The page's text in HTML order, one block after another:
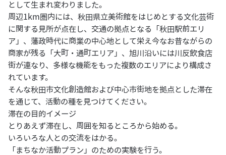
として生まれ変わりました。
周辺1km圏内には、秋田県立美術館をはじめとする文化芸術
に関する見所が点在し、交通の拠点となる「秋田駅前エリ
ア」、藩政時代に商業の中心地として栄え今なお昔ながらの
商家が残る「大町・通町エリア」、旭川沿いには川反飲食店
街が連なり、多様な機能をもった複数のエリアにより構成さ
れています。
そんな秋田市文化創造館および中心市街地を拠点とした滞在
を通じて、活動の種を見つけてください。
滞在の目的イメージ
とりあえず滞在し、周囲を知るところから始める。
いろいろな人との交流をはかる。
「まちなか活動プラン」のための実験を行う。